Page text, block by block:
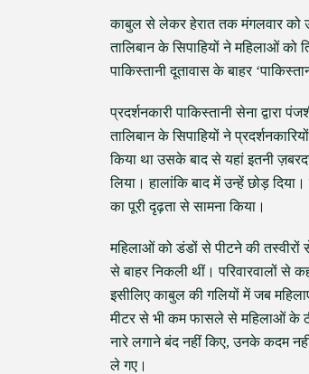
काबुल से लेकर हेरात तक मंगलवार को
तालिबान के सिपाहियों ने महिलाओं को
पाकिस्तानी दूतावास के बाहर
प्रदर्शनकारी पाकिस्तानी सेना द्वारा
तालिबान के सिपाहियों ने
किया था उसके बाद से यहां इतनी
लिया। हालांकि बाद में उन्हें छोड़
का पूरी दृढ़ता से सामना किया।
महिलाओं को डंडों से पीटने की तस्वीरों
से बाहर निकली थीं। परिवारवालों से
इसीलिए काबुल की गलियों में जब
मीटर से भी कम फासले से महिलाओं के
नारे लगाने बंद नहीं किए, उनके कदम
ले गए।